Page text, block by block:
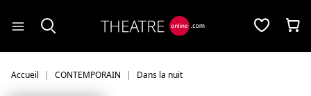
Accueil CONTEMPORAIN Dans la nuit